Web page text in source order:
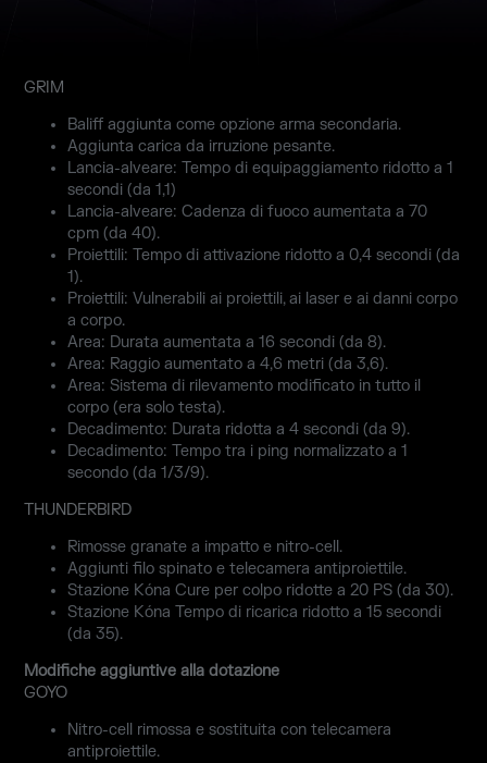
GRIM
Baliff aggiunta come opzione arma secondaria.
Aggiunta carica da irruzione pesante.
Lancia-alveare: Tempo di equipaggiamento ridotto a 1
secondi (da 1,1)
Lancia-alveare: Cadenza di fuoco aumentata a 70
cpm (da 40).
Proiettili: Tempo di attivazione ridotto a 0,4 secondi (da
1).
Proiettili: Vulnerabili ai proiettili, ai laser e ai danni corpo
a corpo.
Area: Durata aumentata a 16 secondi (da 8).
Area: Raggio aumentato a 4,6 metri (da 3,6).
Area: Sistema di rilevamento modificato in tutto il
corpo (era solo testa).
Decadimento: Durata ridotta a 4 secondi (da 9).
Decadimento: Tempo tra i ping normalizzato a 1
secondo (da 1/3/9).
THUNDERBIRD
Rimosse granate a impatto e nitro-cell.
Aggiunti filo spinato e telecamera antiproiettile.
Stazione Kóna Cure per colpo ridotte a 20 PS (da 30).
Stazione Kóna Tempo di ricarica ridotto a 15 secondi
(da 35).
Modifiche aggiuntive alla dotazione
GOYO
Nitro-cell rimossa e sostituita con telecamera
antiproiettile.